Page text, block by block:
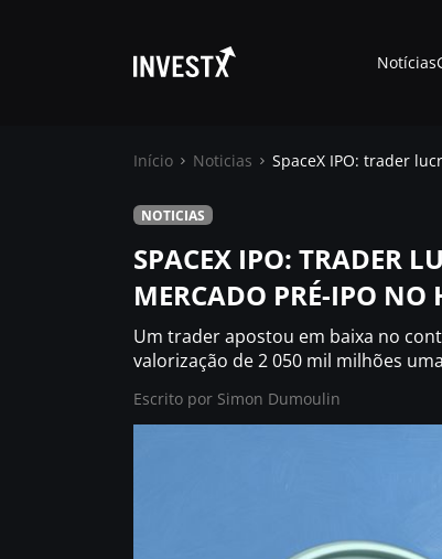
Notícias
Guias
Trading
Onde comprar ?
Notícias
Início Noticias SpaceX IPO: trader
NOTICIAS
SPACEX IPO: TRADER
MERCADO PRÉ-IPO NO
Um trader apostou em baixa no
valorização de 2 050 mil milhões
Escrito por Simon Dumoulin